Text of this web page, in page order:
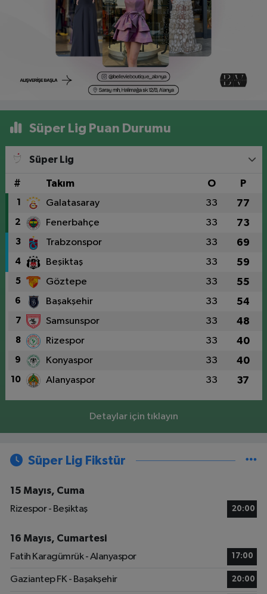
Süper Lig Puan Durumu
Süper Lig
# Takım O P
1 Galatasaray 33 77
2 Fenerbahçe 33 73
3 Trabzonspor 33 69
4 Beşiktaş 33 59
5 Göztepe 33 55
6 Başakşehir 33 54
7 Samsunspor 33 48
8 Rizespor 33 40
9 Konyaspor 33 40
10 Alanyaspor 33 37
Detaylar için tıklayın
Süper Lig Fikstür
15 Mayıs, Cuma
Rizespor - Beşiktaş
20:00
16 Mayıs, Cumartesi
Fatih Karagümrük - Alanyaspor
17:00
Gaziantep FK - Başakşehir 20:00